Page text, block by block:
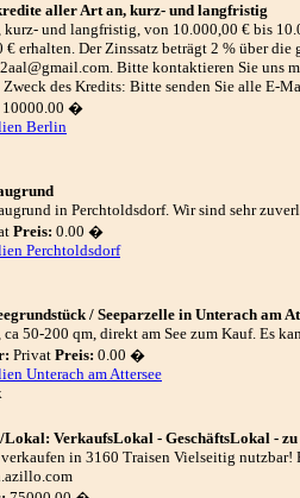
aller Art an, kurz- und langfristig
und langfristig, von 10.000,00 € bis
erhalten. Der Zinssatz beträgt 2 % über die
Bitte kontaktieren Sie uns
des Kredits: Bitte senden Sie alle E-
10000.00 �
Berlin
in Perchtoldsdorf. Wir sind sehr
Preis: 0.00 �
Perchtoldsdorf
/ Seeparzelle in Unterach am
50-200 qm, direkt am See zum Kauf. Es
Privat Preis: 0.00 �
Unterach am Attersee
VerkaufsLokal - GeschäftsLokal -
in 3160 Traisen Vielseitig